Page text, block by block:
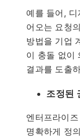
예를 들어,
어오는 요청
방법을 기업
이 충돌 없이
결과를 도출
조정된
엔터프라이
명확하게 정